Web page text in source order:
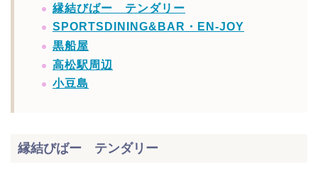
縁結びばー テンダリー
SPORTSDINING&BAR・EN‐JOY
黒船屋
高松駅周辺
小豆島
縁結びばー テンダリー